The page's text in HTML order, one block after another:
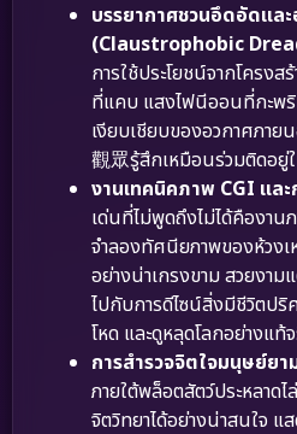
บรรยากาศชวนอึดอัดแล
(Claustrophobic
การใช้ประโยชน์จากโครง
ที่แคบ แสงไฟนีออนที่กะพริ
เงียบเชียบของอวกาศภาย
觀眾รู้สึกเหมือนร่วมติดอยู่
งานเทคนิคภาพ CGI แล
เด่นที่ไม่พูดถึงไม่ได้คืองา
จำลองทัศนียภาพของห้วงเ
อย่างน่าเกรงขาม สวยงา
ไปกับการดีไซน์สิ่งมีชีวิตป
โหด และดูหลุดโลกอย่างแท้
การสำรวจจิตใจมนุษย์ย
ภายใต้พล็อตสัตว์ประหลาดไ
จิตวิทยาได้อย่างน่าสนใจ